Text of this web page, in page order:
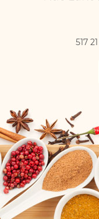
517 21